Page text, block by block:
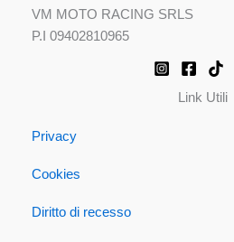
VM MOTO RACING SRLS
P.I 09402810965
Link Utili
Privacy
Cookies
Diritto di recesso